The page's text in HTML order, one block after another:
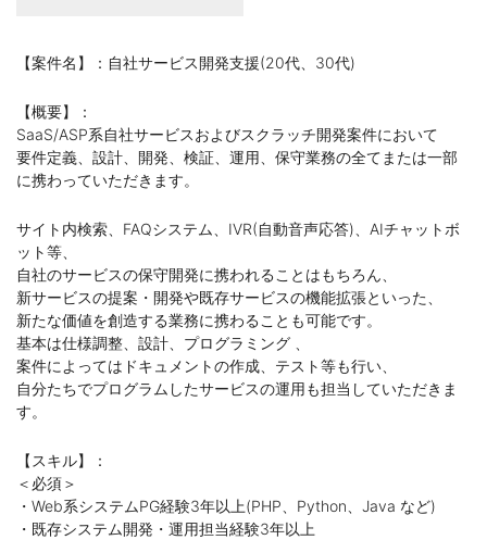
【案件名】：自社サービス開発支援(20代、30代)
【概要】：
SaaS/ASP系自社サービスおよびスクラッチ開発案件において
要件定義、設計、開発、検証、運用、保守業務の全てまたは一部
に携わっていただきます。
サイト内検索、FAQシステム、IVR(自動音声応答)、AIチャットボ
ット等、
自社のサービスの保守開発に携われることはもちろん、
新サービスの提案・開発や既存サービスの機能拡張といった、
新たな価値を創造する業務に携わることも可能です。
基本は仕様調整、設計、プログラミング 、
案件によってはドキュメントの作成、テスト等も行い、
自分たちでプログラムしたサービスの運用も担当していただきま
す。
【スキル】：
＜必須＞
・Web系システムPG経験3年以上(PHP、Python、Java など)
・既存システム開発・運用担当経験3年以上